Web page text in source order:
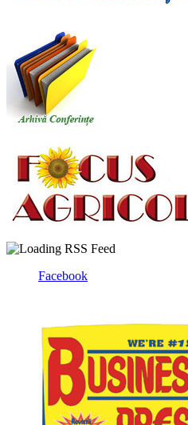
Facebook